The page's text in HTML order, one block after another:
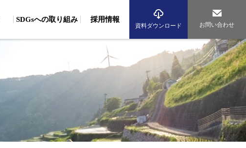
グループ紹介
海域調査（波浪・流況調査、生物調査、藻場調査）
陸域調査（動物・植物調査）
大気調査（大気・騒音調査、交通量調査）
分析（生物、環境DNA、化学、マイクロプラスチック）
水産コンサルタント
水産基盤整備事業
海辺のまちづくり研究所 海洋再生エネルギー研究所
SDGsへの取り組み
従業員への取り組み 環境への取り組み
従業員への取り組み 環境への取り組み
採用情報
アルバイト採用 先輩社員の声
資料ダウンロード お問い合わせ